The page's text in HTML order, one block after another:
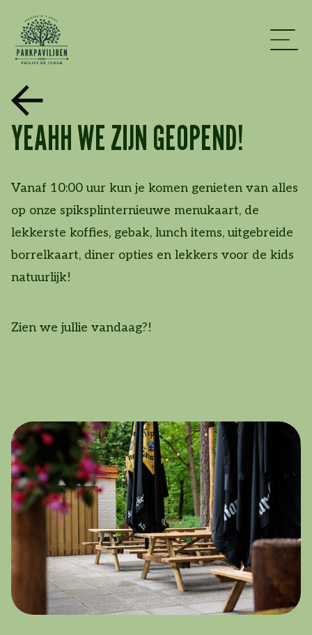
YEAHH WE ZIJN GEOPEND!
Vanaf 10:00 uur kun je komen genieten van alles
op onze spiksplinternieuwe menukaart, de
lekkerste koffies, gebak, lunch items, uitgebreide
borrelkaart, diner opties en lekkers voor de kids
natuurlijk!
Zien we jullie vandaag?!